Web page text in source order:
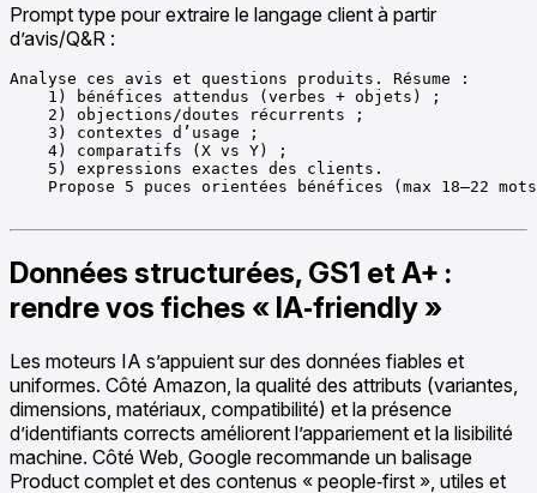
Prompt type pour extraire le langage client à partir
d’avis/Q&R :
Analyse ces avis et questions produits. Résume :
    1) bénéfices attendus (verbes + objets) ;
    2) objections/doutes récurrents ;
    3) contextes d’usage ;
    4) comparatifs (X vs Y) ;
    5) expressions exactes des clients.
Propose 5 puces orientées bénéfices (max 18–22
Données structurées, GS1 et A+ :
rendre vos fiches « IA‑friendly »
Les moteurs IA s’appuient sur des données fiables et
uniformes. Côté Amazon, la qualité des attributs (variantes,
dimensions, matériaux, compatibilité) et la présence
d’identifiants corrects améliorent l’appariement et la lisibilité
machine. Côté Web, Google recommande un balisage
Product complet et des contenus « people‑first », utiles et